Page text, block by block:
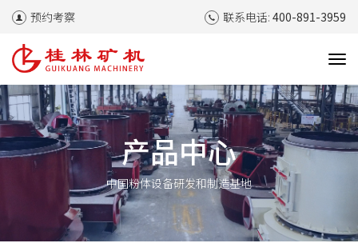
预约考察 联系电话: 400-891-3959
T
g
g
l
e
g
产品中心
中国粉体设备研发和制造基地